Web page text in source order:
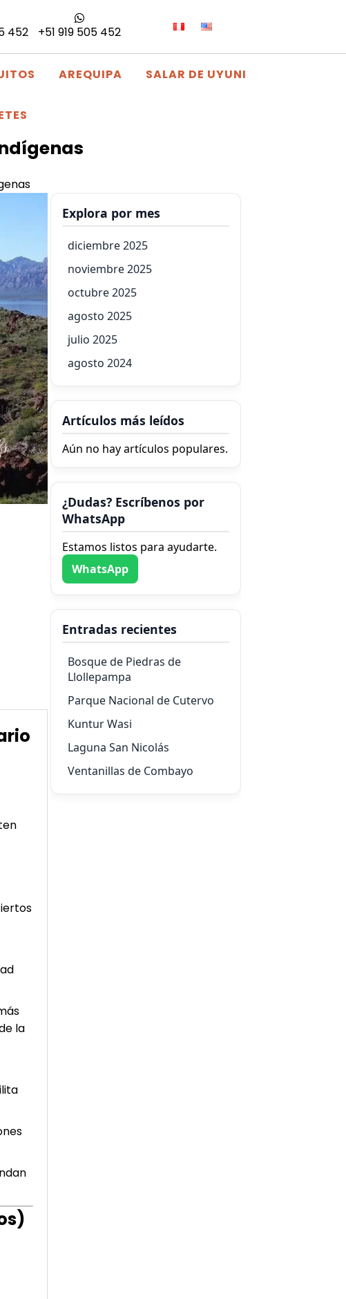
452 +51 919 505 452
AREQUIPA SALAR DE UYUNI
la
Explora por mes
diciembre 2025
noviembre 2025
octubre 2025
agosto 2025
julio 2025
agosto 2024
Artículos más leídos
Aún no hay artículos populares.
¿Dudas? Escríbenos por
WhatsApp
Estamos listos para ayudarte.
WhatsApp
Entradas recientes
Bosque de Piedras de
Llollepampa
Parque Nacional de Cutervo
Kuntur Wasi
Laguna San Nicolás
Ventanillas de Combayo